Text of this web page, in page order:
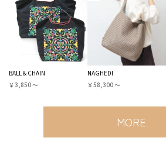
BALL＆CHAIN
￥3,850 〜
NAGHEDI
￥58,300 〜
MORE